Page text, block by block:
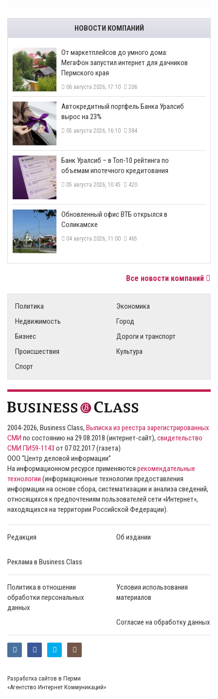
НОВОСТИ КОМПАНИЙ
От маркетплейсов до умного дома:
МегаФон запустил интернет для дачников
Пермского края
06 августа 2026, 17:10 206
​Автокредитный портфель Банка Уралсиб
вырос на 23%
05 августа 2026, 16:10 384
​Банк Уралсиб – в Топ-10 рейтинга по
объемам ипотечного кредитования
05 августа 2026, 10:45 420
​Обновленный офис ВТБ открылся в
Соликамске
04 августа 2026, 11:00 465
Все новости компаний
Политика
Экономика
Недвижимость
Город
Бизнес
Дороги и транспорт
Происшествия
Культура
Спорт
2004-2026, Business Class, Выписка из реестра зарегистрированных
СМИ по состоянию на 29.08.2018 (интернет-сайт), свидетельство
СМИ ПИ59-1143 от 07.02.2017 (газета)
ООО “Центр деловой информации”
На информационном ресурсе применяются рекомендательные
технологии (информационные технологии предоставления
информации на основе сбора, систематизации и анализа сведений,
относящихся к предпочтениям пользователей сети «Интернет»,
находящихся на территории Российской Федерации).
Редакция Об издании
Реклама в Business Class
Политика в отношении
обработки персональных
данных
Условия использования
материалов
Согласие на обработку данных
Разработка сайтов в Перми
«Агентство Интернет Коммуникаций»